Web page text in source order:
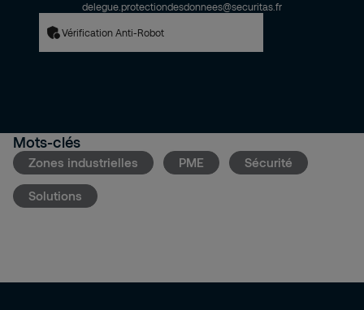
delegue.protectiondesdonnees@securitas.fr
Vérification Anti-Robot
Mots-clés
Zones industrielles PME Sécurité
Solutions